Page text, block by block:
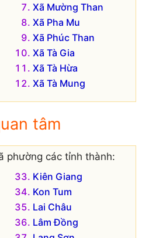
Xã Mường Than
Xã Pha Mu
Xã Phúc Than
Xã Tà Gia
Xã Tà Hừa
Xã Tà Mung
tâm
phường các tỉnh thành:
Kiên Giang
Kon Tum
Lai Châu
Lâm Đồng